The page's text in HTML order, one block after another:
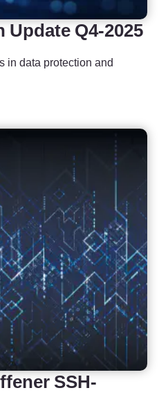
Q4-2025
in data protection and
SSH-